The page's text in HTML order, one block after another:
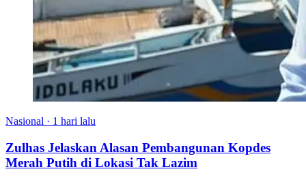
Nasional · 1 hari lalu
Zulhas Jelaskan Alasan Pembangunan Kopdes
Merah Putih di Lokasi Tak Lazim